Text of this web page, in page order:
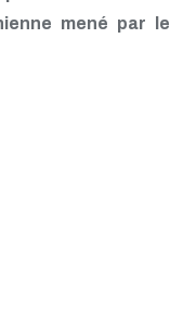
mené par le